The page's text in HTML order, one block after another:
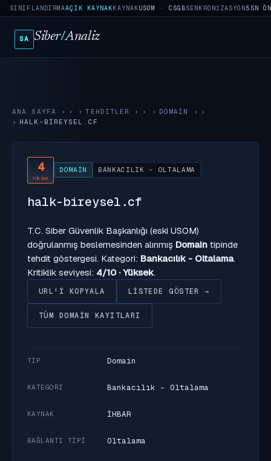
SINIFLANDIRMAAÇIK KAYNAKKAYNAKUSOM · CSGBSENKRONIZASYON5SN
SA Siber/Analiz
ANA SAYFA › TEHDITLER › DOMAIN
›
HALK-BIREYSEL.CF
4
YÜKSEK
DOMAIN BANKACILIK - OLTALAMA
halk-bireysel.cf
T.C. Siber Güvenlik Başkanlığı (eski USOM)
doğrulanmış beslemesinden alınmış Domain tipinde
tehdit göstergesi. Kategori: Bankacılık - Oltalama.
Kritiklik seviyesi: 4/10 · Yüksek.
URL'I KOPYALA LISTEDE GÖSTER →
TÜM DOMAIN KAYITLARI
TIP Domain
KATEGORI Bankacılık - Oltalama
KAYNAK İHBAR
BAĞLANTI TIPI Oltalama